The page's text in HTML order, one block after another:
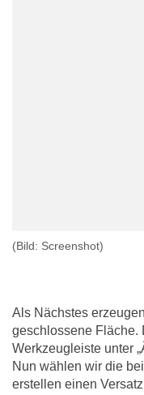
(Bild: Screenshot)
Als Nächstes
geschlossene Fläche.
Werkzeugleiste unter
Nun wählen wir die
erstellen einen